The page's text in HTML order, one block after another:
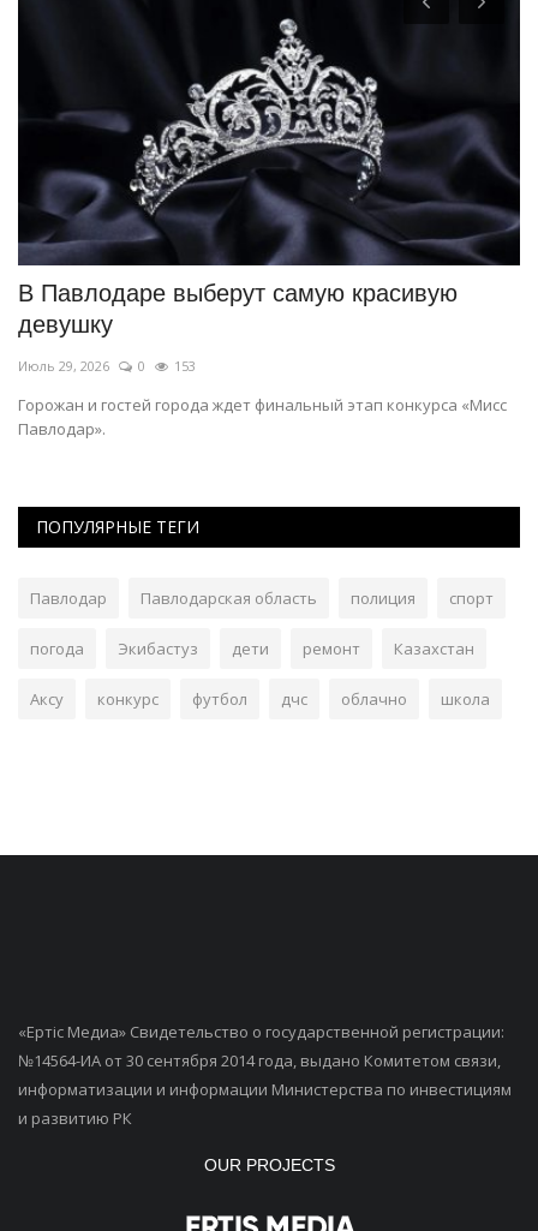
В Павлодаре выберут самую красивую
девушку
Июль 29, 2026 0 153
Горожан и гостей города ждет финальный этап конкурса «Мисс
Павлодар».
ПОПУЛЯРНЫЕ ТЕГИ
Павлодар Павлодарская область полиция спорт
погода Экибастуз дети ремонт Казахстан
Аксу конкурс футбол дчс облачно школа
«Ертiс Медиа» Свидетельство о государственной регистрации:
№14564-ИА от 30 сентября 2014 года, выдано Комитетом связи,
информатизации и информации Министерства по инвестициям
и развитию РК
OUR PROJECTS